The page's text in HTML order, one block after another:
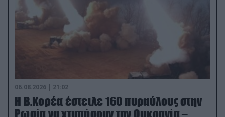
06.08.2026 | 21:02
Η Β.Κορέα έστειλε 160 πυραύλους στην
Ρωσία να χτυπήσουν την Ουκρανία –